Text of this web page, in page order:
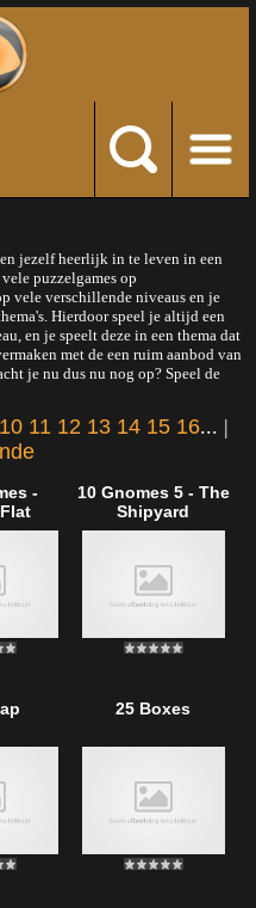
jezelf heerlijk in te leven in een
puzzelgames op
vele verschillende niveaus en je
Hierdoor speel je altijd een
en je speelt deze in een thema dat
met de een ruim aanbod van
je nu dus nu nog op? Speel de
10 11 12 13 14 15 16... |
-
10 Gnomes 5 - The
Shipyard
25 Boxes